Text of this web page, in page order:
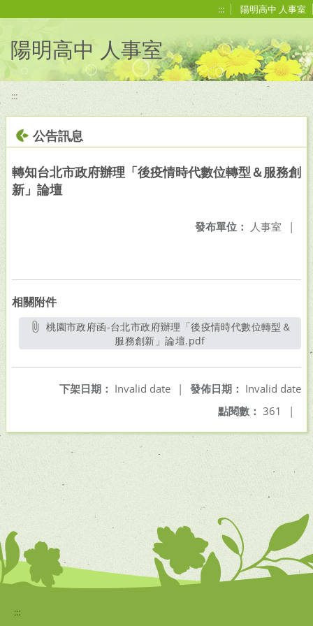
::: 陽明高中 人事室
陽明高中 人事室
:::
公告訊息
轉知台北市政府辦理「後疫情時代數位轉型＆服務創
新」論壇
發布單位： 人事室 |
相關附件
桃園市政府函-台北市政府辦理「後疫情時代數位轉型＆
服務創新」論壇.pdf另開新視窗
發佈日期： Invalid date
下架日期： Invalid date
|
點閱數： 361 |
:::